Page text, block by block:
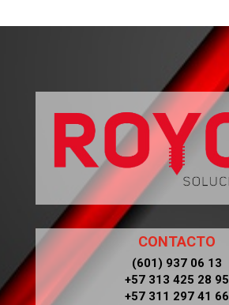
CONTACTO
(601) 937 06 13
+57 313 425 28 95
+57 311 297 41 66